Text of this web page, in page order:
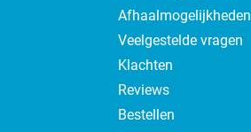
Afhaalmogelijkheden
Veelgestelde vragen
Klachten
Reviews
Bestellen